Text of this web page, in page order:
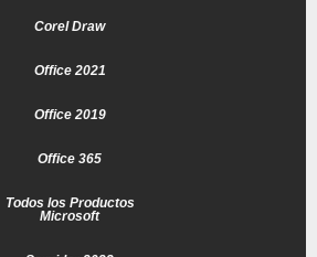
Corel Draw
Office 2021
Office 2019
Office 365
Todos los Productos
Microsoft